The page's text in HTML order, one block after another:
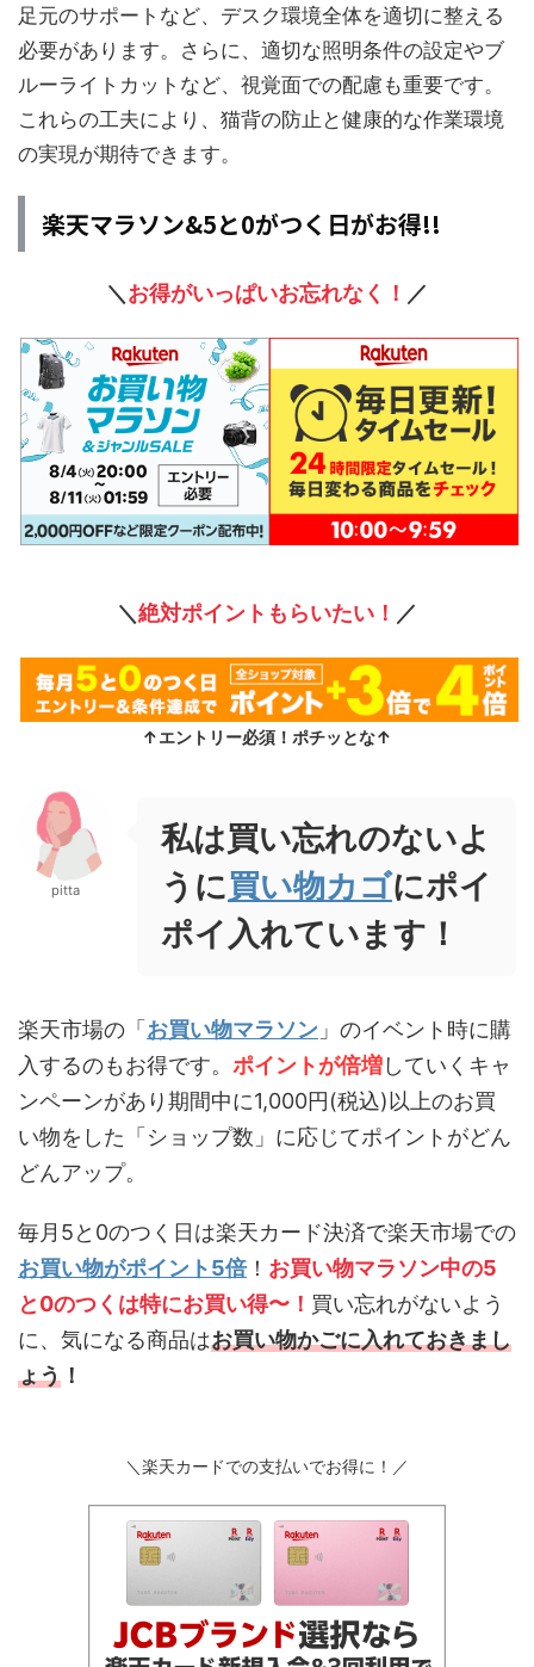
足元のサポートなど、デスク環境全体を適切に整える
必要があります。さらに、適切な照明条件の設定やブ
ルーライトカットなど、視覚面での配慮も重要です。
これらの工夫により、猫背の防止と健康的な作業環境
の実現が期待できます。
楽天マラソン&5と0がつく日がお得!!
＼ お得がいっぱいお忘れなく！ ／
＼絶対ポイントもらいたい！ ／
↑エントリー必須！ポチッとな↑
pitta
私は買い忘れのないよ
うに買い物カゴにポイ
ポイ入れています！
楽天市場の「お買い物マラソン 」のイベント時に購
入するのもお得です。 ポイントが倍増していくキャ
ンペーンがあり期間中に1,000円(税込)以上のお買
い物をした「ショップ数」に応じてポイントがどん
どんアップ。
毎月5と0のつく日は楽天カード決済で楽天市場での
お買い物がポイント5倍 ！ お買い物マラソン中の5
と0のつくは特にお買い得〜！ 買い忘れがないよう
に、気になる商品はお買い物かごに入れておきまし
ょう ！
＼楽天カードでの支払いでお得に！／